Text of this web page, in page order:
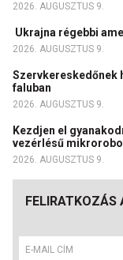
2026. AUGUSZTUS 9.
Ukrajna régebbi
2026. AUGUSZTUS 9.
Szervkereskedőnek
faluban
2026. AUGUSZTUS 9.
Kezdjen el
vezérlésű
2026. AUGUSZTUS 9.
FELIRATKOZÁS